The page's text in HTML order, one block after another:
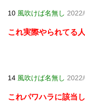
10 風吹けば名無し
これ実際やられてる
14 風吹けば名無し
これパワハラに該当